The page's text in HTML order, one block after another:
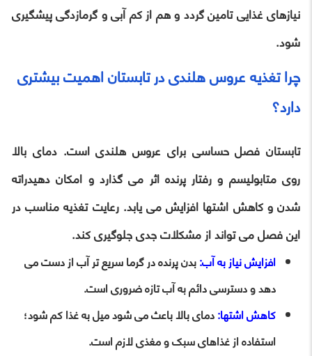
نیازهای غذایی تامین گردد و هم از کم آبی و گرمازدگی پیشگیری
شود.
چرا تغذیه عروس هلندی در تابستان اهمیت بیشتری
دارد؟
تابستان فصل حساسی برای عروس هلندی است. دمای بالا
روی متابولیسم و رفتار پرنده اثر می گذارد و امکان دهیدراته
شدن و کاهش اشتها افزایش می یابد. رعایت تغذیه مناسب در
این فصل می تواند از مشکلات جدی جلوگیری کند.
افزایش نیاز به آب:بدن پرنده در گرما سریع تر آب از دست می
دهد و دسترسی دائم به آب تازه ضروری است.
کاهش اشتها:دمای بالا باعث می شود میل به غذا کم شود؛
استفاده از غذاهای سبک و مغذی لازم است.